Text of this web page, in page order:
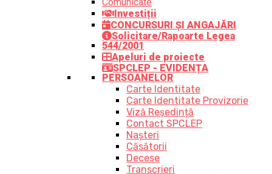
Investiții
CONCURSURI ȘI ANGAJĂRI
Solicitare/Rapoarte Legea
544/2001
Apeluri de proiecte
SPCLEP - EVIDENȚA
PERSOANELOR
Carte Identitate
Carte Identitate Provizorie
Viză Reședință
Contact SPCLEP
Nașteri
Căsătorii
Decese
Transcrieri